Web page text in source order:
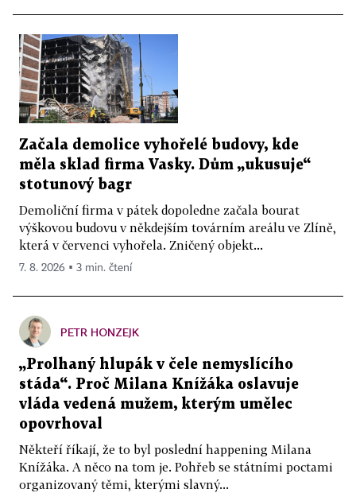
Začala demolice vyhořelé budovy, kde
měla sklad firma Vasky. Dům „ukusuje“
stotunový bagr
Demoliční firma v pátek dopoledne začala bourat
výškovou budovu v někdejším továrním areálu ve Zlíně,
která v červenci vyhořela. Zničený objekt...
7. 8. 2026 ▪ 3 min. čtení
PETR HONZEJK
„Prolhaný hlupák v čele nemyslícího
stáda“. Proč Milana Knížáka oslavuje
vláda vedená mužem, kterým umělec
opovrhoval
Někteří říkají, že to byl poslední happening Milana
Knížáka. A něco na tom je. Pohřeb se státními poctami
organizovaný těmi, kterými slavný...